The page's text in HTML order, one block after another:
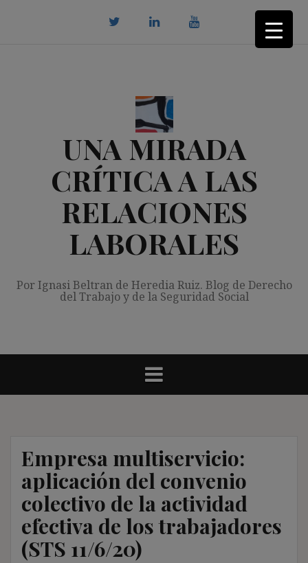
UNA MIRADA
CRÍTICA A LAS
RELACIONES
LABORALES
Por Ignasi Beltran de Heredia Ruiz. Blog de Derecho
del Trabajo y de la Seguridad Social
Empresa multiservicio:
aplicación del convenio
colectivo de la actividad
efectiva de los trabajadores
(STS 11/6/20)